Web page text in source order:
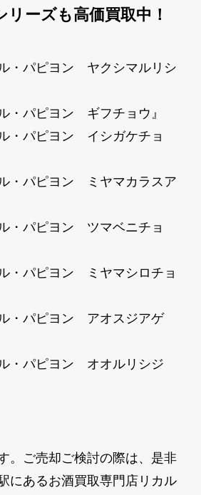
ーズも高価買取中！
・パピヨン ヤクシマルリシ
・パピヨン ギフチョウ』
・パピヨン イシガケチョ
・パピヨン ミヤマカラスア
・パピヨン ツマベニチョ
・パピヨン ミヤマシロチョ
・パピヨン アオスジアゲ
・パピヨン オオルリシジ
。ご売却ご検討の際は、是非
にあるお酒買取専門店リカル